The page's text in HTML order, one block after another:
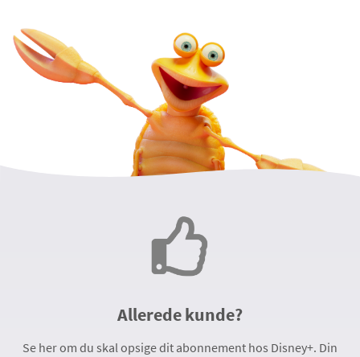
Allerede kunde?
Se her om du skal opsige dit abonnement hos Disney+. Din